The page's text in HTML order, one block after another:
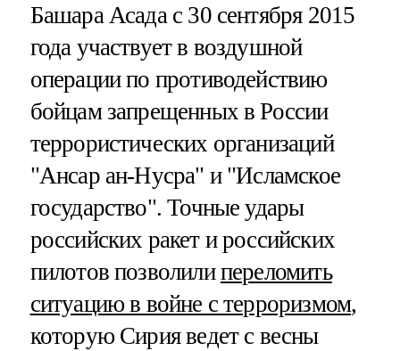
Башара Асада с 30 сентября 2015
года участвует в воздушной
операции по противодействию
бойцам запрещенных в России
террористических организаций
"Ансар ан-Нусра" и "Исламское
государство". Точные удары
российских ракет и российских
пилотов позволилипереломить
ситуацию в войне с терроризмом,
которую Сирия ведет с весны